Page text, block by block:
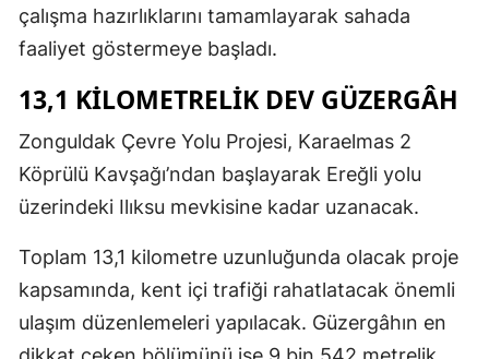
çalışma hazırlıklarını tamamlayarak sahada
faaliyet göstermeye başladı.
13,1 KİLOMETRELİK DEV GÜZERGÂH
Zonguldak Çevre Yolu Projesi, Karaelmas 2
Köprülü Kavşağı’ndan başlayarak Ereğli yolu
üzerindeki Ilıksu mevkisine kadar uzanacak.
Toplam 13,1 kilometre uzunluğunda olacak proje
kapsamında, kent içi trafiği rahatlatacak önemli
ulaşım düzenlemeleri yapılacak. Güzergâhın en